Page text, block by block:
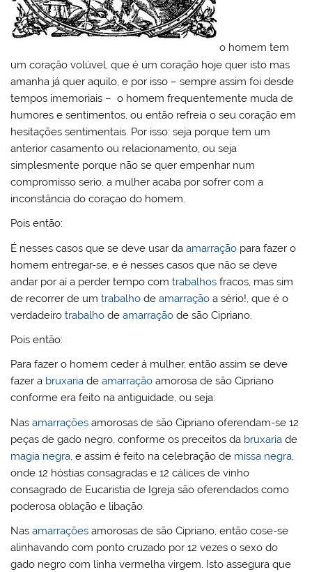
o homem tem
um coração volúvel, que é um coração hoje quer isto mas
amanha já quer aquilo, e por isso – sempre assim foi desde
tempos imemoriais – o homem frequentemente muda de
humores e sentimentos, ou então refreia o seu coração em
hesitações sentimentais. Por isso: seja porque tem um
anterior casamento ou relacionamento, ou seja
simplesmente porque não se quer empenhar num
compromisso serio, a mulher acaba por sofrer com a
inconstância do coraçao do homem.
Pois então:
É nesses casos que se deve usar daamarração para fazer o
homem entregar-se, e é nesses casos que não se deve
andar por aí a perder tempo comtrabalhos fracos, mas sim
de recorrer de umtrabalho deamarração a sério!, que é o
verdadeirotrabalho deamarração de são Cipriano.
Pois então:
Para fazer o homem ceder á mulher, então assim se deve
fazer a bruxaria deamarração amorosa de são Cipriano
conforme era feito na antiguidade, ou seja:
Nasamarrações amorosas de são Cipriano oferendam-se 12
peças de gado negro, conforme os preceitos da bruxaria de
magia negra, e assim é feito na celebração de missa negra,
onde 12 hóstias consagradas e 12 cálices de vinho
consagrado de Eucaristia de Igreja são oferendados como
poderosa oblação e libação.
Nasamarrações amorosas de são Cipriano, então cose-se
alinhavando com ponto cruzado por 12 vezes o sexo do
gado negro com linha vermelha virgem. Isto assegura que